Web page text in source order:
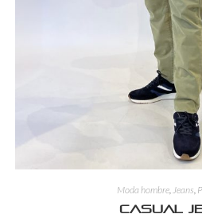
Moda hombre, Jeans
Casual